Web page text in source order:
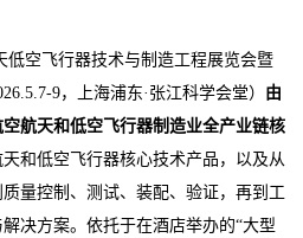
低空飞行器技术与制造工程展览会暨
9，上海浦东·张江科学会堂） 由
航天和低空飞行器制造业全产业链核
天和低空飞行器核心技术产品，以及从
量控制、测试、装配、验证，再到工
决方案。依托于在酒店举办的“大型